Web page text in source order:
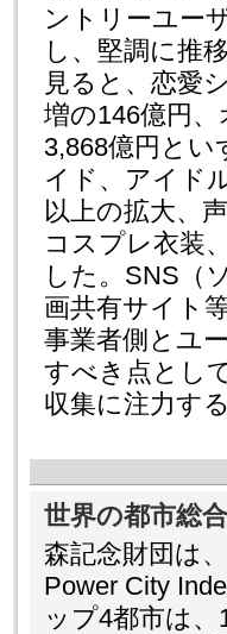
ントリーユー
し、堅調に推
見ると、恋愛
増の146億円
3,868億円とい
イド、アイド
以上の拡大、
コスプレ衣装
した。SNS（
画共有サイト
事業者側とユ
すべき点とし
収集に注力す
世界の都市総
森記念財団は
Power City
ップ4都市は